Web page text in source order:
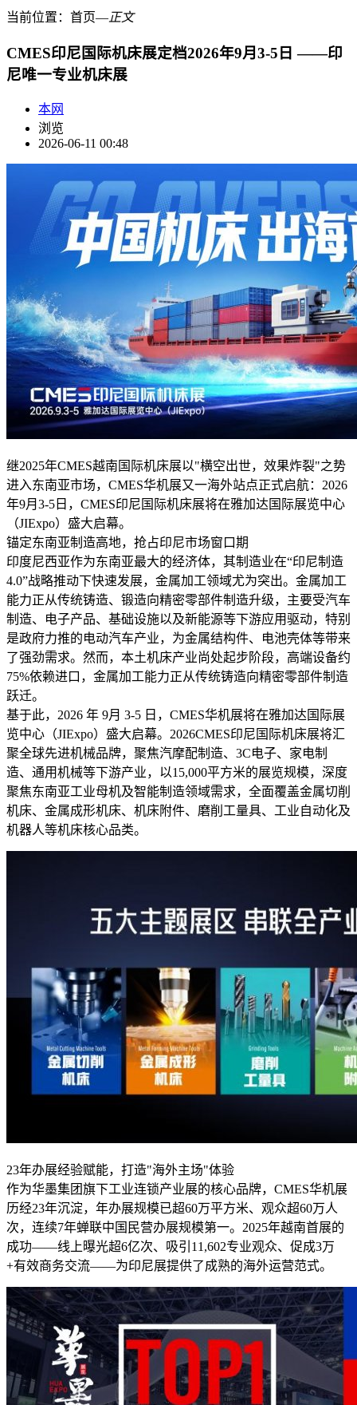
当前位置： 首页―正文
CMES印尼国际机床展定档2026年9月3-5日 ——印
尼唯一专业机床展
本网
浏览
2026-06-11 00:48
继2025年CMES越南国际机床展以"横空出世，效果炸裂"之势
进入东南亚市场，CMES华机展又一海外站点正式启航：2026
年9月3-5日，CMES印尼国际机床展将在雅加达国际展览中心
（JIExpo）盛大启幕。
锚定东南亚制造高地，抢占印尼市场窗口期
印度尼西亚作为东南亚最大的经济体，其制造业在“印尼制造
4.0”战略推动下快速发展，金属加工领域尤为突出。金属加工
能力正从传统铸造、锻造向精密零部件制造升级，主要受汽车
制造、电子产品、基础设施以及新能源等下游应用驱动，特别
是政府力推的电动汽车产业，为金属结构件、电池壳体等带来
了强劲需求。然而，本土机床产业尚处起步阶段，高端设备约
75%依赖进口，金属加工能力正从传统铸造向精密零部件制造
跃迁。
基于此，2026 年 9月 3-5 日，CMES华机展将在雅加达国际展
览中心（JIExpo）盛大启幕。2026CMES印尼国际机床展将汇
聚全球先进机械品牌，聚焦汽摩配制造、3C电子、家电制
造、通用机械等下游产业，以15,000平方米的展览规模，深度
聚焦东南亚工业母机及智能制造领域需求，全面覆盖金属切削
机床、金属成形机床、机床附件、磨削工量具、工业自动化及
机器人等机床核心品类。
23年办展经验赋能，打造"海外主场"体验
作为华墨集团旗下工业连锁产业展的核心品牌，CMES华机展
历经23年沉淀，年办展规模已超60万平方米、观众超60万人
次，连续7年蝉联中国民营办展规模第一。2025年越南首展的
成功——线上曝光超6亿次、吸引11,602专业观众、促成3万
+有效商务交流——为印尼展提供了成熟的海外运营范式。